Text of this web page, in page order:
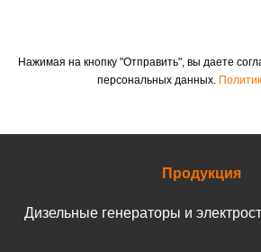
Нажимая на кнопку "Отправить", вы даете
персональных данных.
Продукция
Дизельные генераторы и